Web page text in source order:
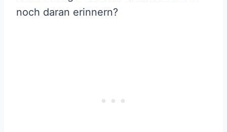
noch daran erinnern?